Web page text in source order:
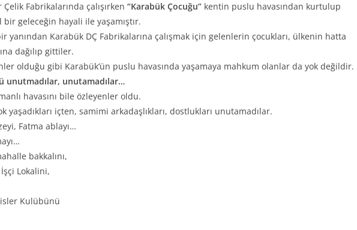
Fabrikalarında çalışırken “Karabük Çocuğu” kentin puslu havasından kurtulup
geleceğin hayali ile yaşamıştır.
yanından Karabük DÇ Fabrikalarına çalışmak için gelenlerin çocukları, ülkenin hatta
dağılıp gittiler.
olduğu gibi Karabük’ün puslu havasında yaşamaya mahkum olanlar da yok değildir.
unutmadılar, unutamadılar…
havasını bile özleyenler oldu.
yaşadıkları içten, samimi arkadaşlıkları, dostlukları unutamadılar.
Fatma ablayı…
bakkalını,
Lokalini,
Kulübünü